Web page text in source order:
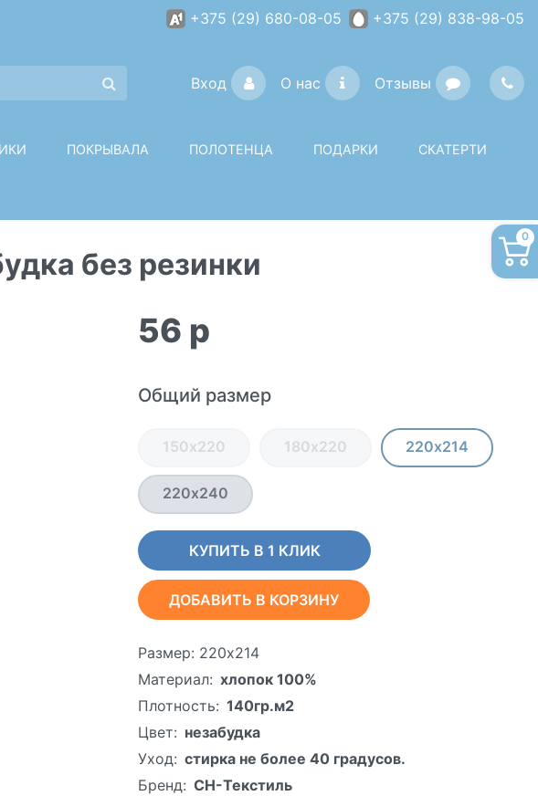
+375 (29) 680-08-05 +375 (29) 838-98-05
Вход О нас Отзывы
0
ПОКРЫВАЛА ПОЛОТЕНЦА ПОДАРКИ СКАТЕРТИ
без резинки
56 p
Общий размер
150х220 180х220 220х214
220х240
КУПИТЬ В 1 КЛИК
ДОБАВИТЬ В КОРЗИНУ
Размер: 220х214
Материал: хлопок 100%
Плотность: 140гр.м2
Цвет: незабудка
Уход: стирка не более 40 градусов.
Бренд: СН-Текстиль